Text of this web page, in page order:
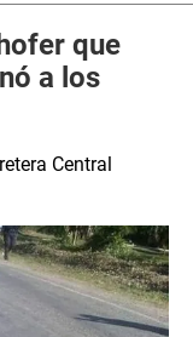
que
a los
Central